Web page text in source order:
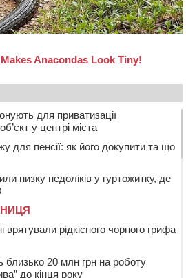
для приватизації
у центрі міста
для пенсії: як його докупити та що
низку недоліків у гуртожитку, де
рідкісного чорного грифа
близько 20 млн грн на роботу
до кінця року